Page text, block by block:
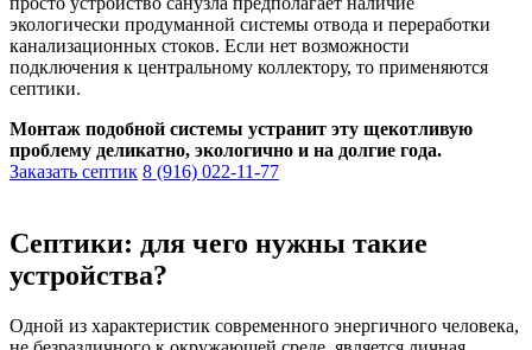
экологически продуманной системы отвода и переработки
канализационных стоков. Если нет возможности
подключения к центральному коллектору, то применяются
септики.
Монтаж подобной системы устранит эту щекотливую
проблему деликатно, экологично и на долгие года.
Заказать септик 8 (916) 022-11-77
Септики: для чего нужны такие
устройства?
Одной из характеристик современного энергичного человека,